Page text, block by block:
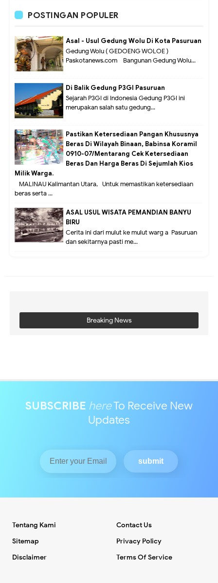
POSTINGAN POPULER
Asal - Usul Gedung Wolu Di Kota Pasuruan
Gedung Wolu ( GEDOENG WOLOE )
Paskotanews.com - Bangunan Gedung Wolu...
Di Balik Gedung P3GI Pasuruan
Sejarah P3GI di Indonesia Gedung P3GI ini
merupakan salah satu gedung...
Pastikan Ketersediaan Pangan Khususnya
Beras Di Wilayah Binaan, Babinsa Koramil
0910-07/Mentarang Cek Ketersediaan
Beras Dan Harga Beras Di Sejumlah Kios
Milik Warga.
MALINAU Kalimantan Utara,- Untuk memastikan ketersediaan
beras serta ...
ASAL USUL WISATA PEMANDIAN BANYU
BIRU
Cerita ini dari mulut ke mulut warg a Pasuruan
dan sekitarnya pasti me...
Breaking News
SUBSCRIBE hereTo Receive New
Updates
Tentang Kami
Contact Us
Sitemap
Privacy Policy
Disclaimer
Terms Of Service